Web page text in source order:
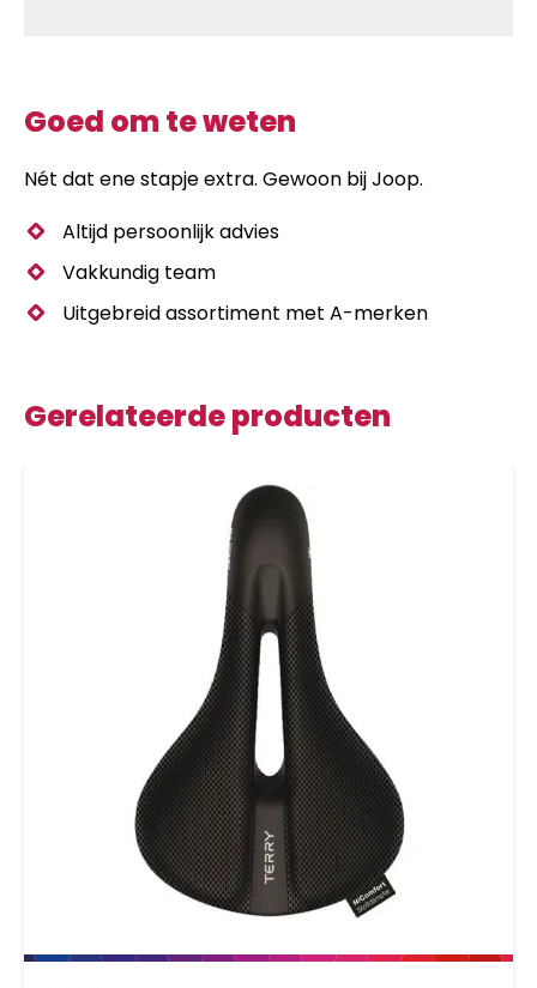
Goed om te weten
Nét dat ene stapje extra. Gewoon bij Joop.
Altijd persoonlijk advies
Vakkundig team
Uitgebreid assortiment met A-merken
Gerelateerde producten